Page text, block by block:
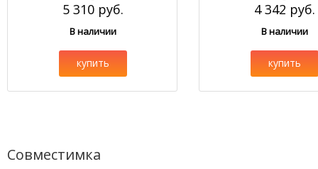
5 310 руб.
В наличии
купить
4 342 руб.
В наличии
купить
Совместимка